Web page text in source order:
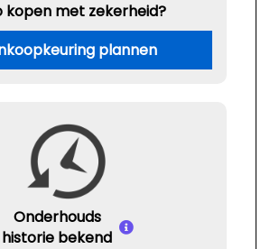
kopen met zekerheid?
plannen
Onderhouds
historie bekend